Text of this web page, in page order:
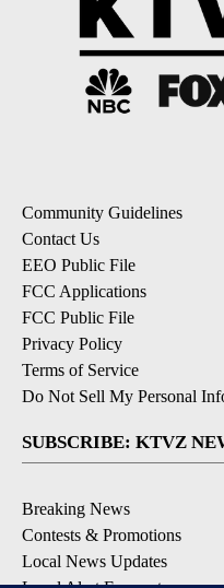
Community Guidelines
Contact Us
EEO Public File
FCC Applications
FCC Public File
Privacy Policy
Terms of Service
Do Not Sell My Personal
SUBSCRIBE: KTVZ
Breaking News
Contests & Promotions
Local News Updates